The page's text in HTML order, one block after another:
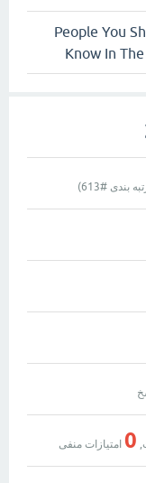
5 People You
Know In
بندی #613
)
0 امتیازات منفی